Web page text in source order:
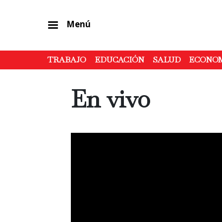
Menú
TRABAJO EDUCACIÓN SALUD
En vivo